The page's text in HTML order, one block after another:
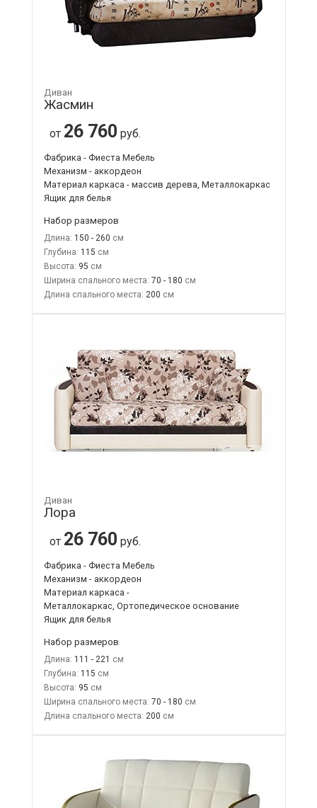
Диван
Жасмин
от 26 760 руб.
Фабрика - Фиеста Мебель
Механизм - аккордеон
Материал каркаса - массив дерева, Металлокаркас
Ящик для белья
Набор размеров
Длина: 150 - 260
Глубина: 115
Высота: 95
Ширина спального места: 70 - 180
Длина спального места: 200
Диван
Лора
от 26 760 руб.
Фабрика - Фиеста Мебель
Механизм - аккордеон
Материал каркаса -
Металлокаркас, Ортопедическое основание
Ящик для белья
Набор размеров
Длина: 111 - 221
Глубина: 115
Высота: 95
Ширина спального места: 70 - 180
Длина спального места: 200